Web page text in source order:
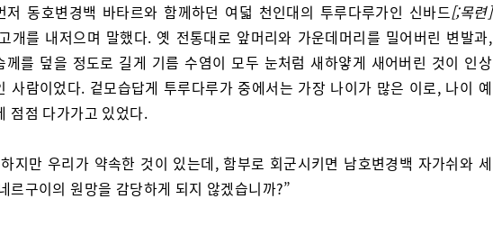
저 동호변경백 바타르와 함께하던 여덟 천인대의 투루다루가인 신바드[;목련]
개를 내저으며 말했다. 옛 전통대로 앞머리와 가운데머리를 밀어버린 변발과,
께를 덮을 정도로 길게 기름 수염이 모두 눈처럼 새하얗게 새어버린 것이 인상
사람이었다. 겉모습답게 투루다루가 중에서는 가장 나이가 많은 이로, 나이 예
점점 다가가고 있었다.
지만 우리가 약속한 것이 있는데, 함부로 회군시키면 남호변경백 자가쉬와 세
르구이의 원망을 감당하게 되지 않겠습니까?”